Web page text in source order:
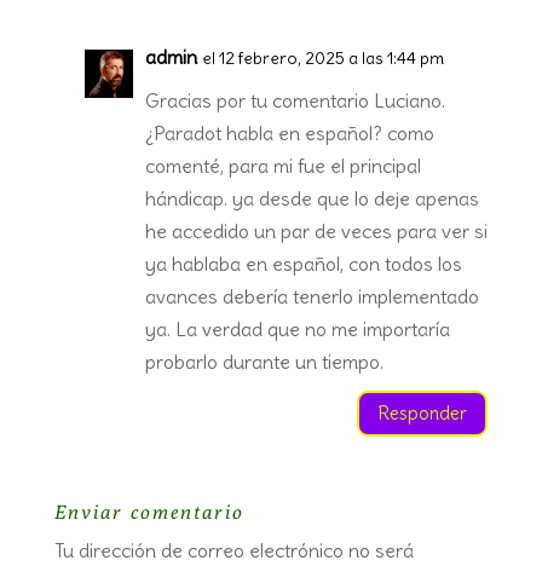
admin el 12 febrero, 2025 a las 1:44 pm
Gracias por tu comentario Luciano.
¿Paradot habla en español? como
comenté, para mi fue el principal
hándicap. ya desde que lo deje apenas
he accedido un par de veces para ver si
ya hablaba en español, con todos los
avances debería tenerlo implementado
ya. La verdad que no me importaría
probarlo durante un tiempo.
Responder
Enviar comentario
Tu dirección de correo electrónico no será